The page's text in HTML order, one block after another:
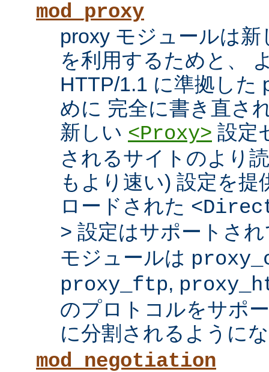
mod_proxy
proxy モジュールは
を利用するためと、
HTTP/1.1 に準拠した
めに 完全に書き直さ
新しい <Proxy> 設定
されるサイトのより
もより速い) 設定を
ロードされた
> 設定はサポートさ
モジュールは
proxy_ftp,
のプロトコルをサポ
に分割されるように
mod_negotiation